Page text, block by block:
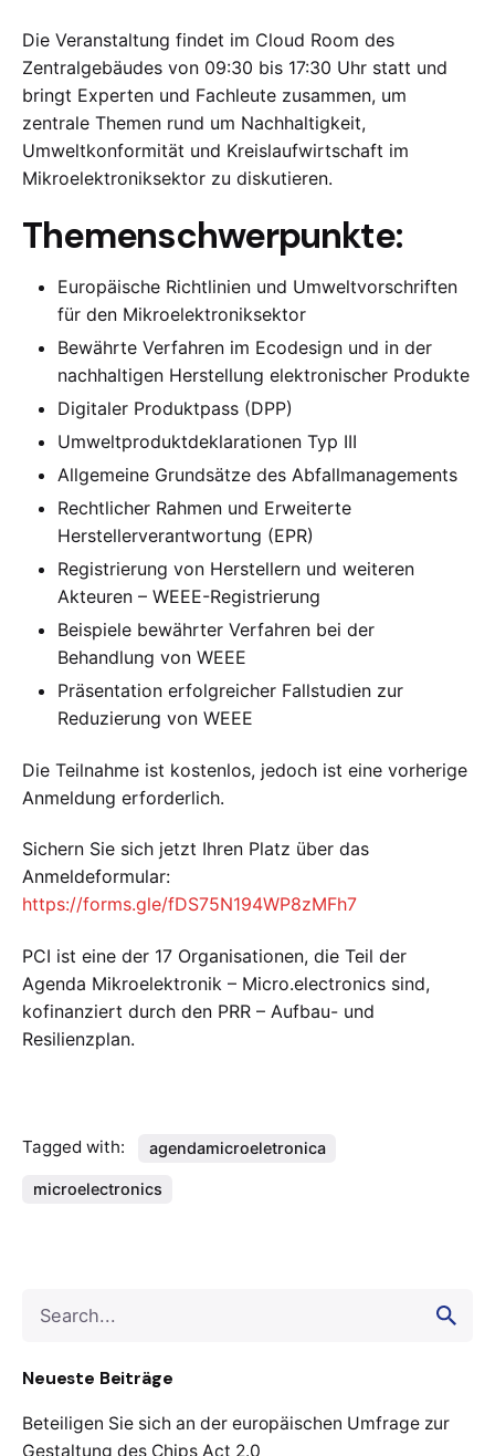
for
Neueste Beiträge
Beteiligen Sie sich an der europäischen Umfrage zur
Gestaltung des Chips Act 2.0
Die Veranstaltung findet im Cloud Room des
Zentralgebäudes von 09:30 bis 17:30 Uhr statt und
bringt Experten und Fachleute zusammen, um
zentrale Themen rund um Nachhaltigkeit,
Umweltkonformität und Kreislaufwirtschaft im
Mikroelektroniksektor zu diskutieren.
Themenschwerpunkte:
Europäische Richtlinien und Umweltvorschriften
für den Mikroelektroniksektor
Bewährte Verfahren im Ecodesign und in der
nachhaltigen Herstellung elektronischer Produkte
Digitaler Produktpass (DPP)
Umweltproduktdeklarationen Typ III
Allgemeine Grundsätze des Abfallmanagements
Rechtlicher Rahmen und Erweiterte
Herstellerverantwortung (EPR)
Registrierung von Herstellern und weiteren
Akteuren – WEEE-Registrierung
Beispiele bewährter Verfahren bei der
Behandlung von WEEE
Präsentation erfolgreicher Fallstudien zur
Reduzierung von WEEE
Die Teilnahme ist kostenlos, jedoch ist eine vorherige
Anmeldung erforderlich.
Sichern Sie sich jetzt Ihren Platz über das
Anmeldeformular:
https://forms.gle/fDS75N194WP8zMFh7
PCI ist eine der 17 Organisationen, die Teil der
Agenda Mikroelektronik – Micro.electronics sind,
kofinanziert durch den PRR – Aufbau- und
Resilienzplan.
Tagged with: agendamicroeletronica
microelectronics